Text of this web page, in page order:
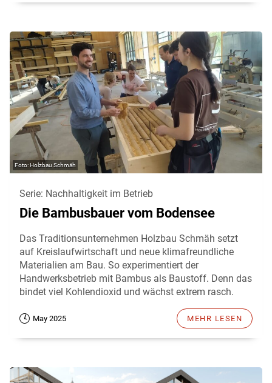
Holzbau Schmäh
Serie: Nachhaltigkeit im Betrieb
Die Bambusbauer vom Bodensee
Das Traditionsunternehmen Holzbau Schmäh setzt
auf Kreislaufwirtschaft und neue klimafreundliche
Materialien am Bau. So experimentiert der
Handwerksbetrieb mit Bambus als Baustoff. Denn das
bindet viel Kohlendioxid und wächst extrem rasch.
May 2025 MEHR LESEN